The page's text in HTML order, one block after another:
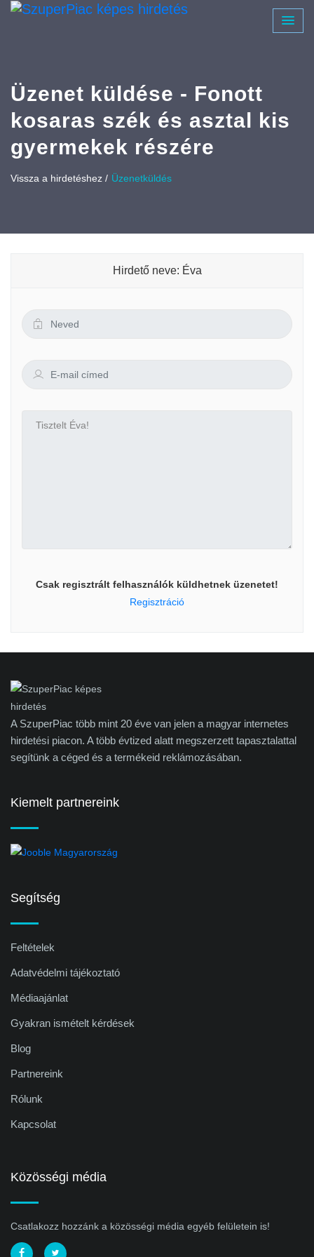
Üzenet küldése - Fonott
kosaras szék és asztal kis
gyermekek részére
Vissza a hirdetéshez / Üzenetküldés
Hirdető neve: Éva
Csak regisztrált felhasználók küldhetnek üzenetet!
Regisztráció
A SzuperPiac több mint 20 éve van jelen a magyar internetes
hirdetési piacon. A több évtized alatt megszerzett tapasztalattal
segítünk a céged és a termékeid reklámozásában.
Kiemelt partnereink
Segítség
Feltételek
Adatvédelmi tájékoztató
Médiaajánlat
Gyakran ismételt kérdések
Blog
Partnereink
Rólunk
Kapcsolat
Közösségi média
Csatlakozz hozzánk a közösségi média egyéb felületein is!